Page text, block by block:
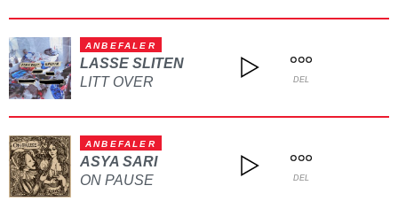
ANBEFALER
LASSE SLITEN
LITT OVER
DEL
ANBEFALER
ASYA SARI
ON PAUSE
DEL